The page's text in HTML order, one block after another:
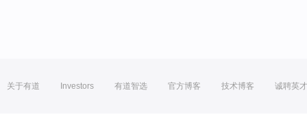
关于有道 Investors 有道智选 官方博客 技术博客 诚聘英才